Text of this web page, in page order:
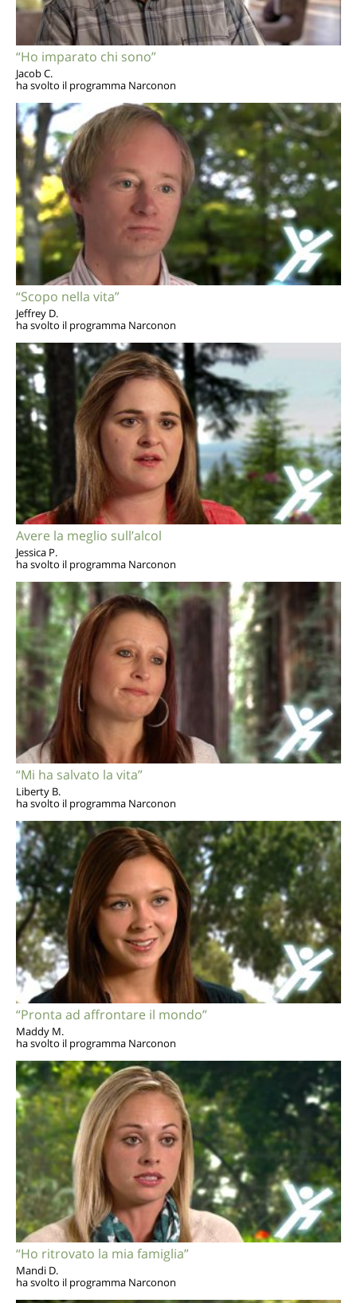
“Ho imparato chi sono”
Jacob C.
ha svolto il programma Narconon
“Scopo nella vita”
Jeffrey D.
ha svolto il programma Narconon
Avere la meglio sull’alcol
Jessica P.
ha svolto il programma Narconon
“Mi ha salvato la vita”
Liberty B.
ha svolto il programma Narconon
“Pronta ad affrontare il mondo”
Maddy M.
ha svolto il programma Narconon
“Ho ritrovato la mia famiglia”
Mandi D.
ha svolto il programma Narconon